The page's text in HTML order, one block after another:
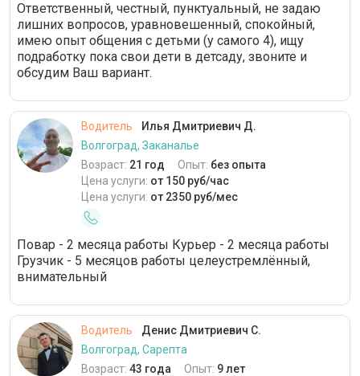
Ответственный, честный, пунктуальный, не задаю
лишних вопросов, уравновешенный, спокойный,
имею опыт общения с детьми (у самого 4), ищу
подработку пока свои дети в детсаду, звоните и
обсудим Ваш вариант.
Водитель
Илья Дмитриевич Д.
Волгоград, Заканалье
Возраст: 21 год Опыт: без опыта
Цена услуги: от 150 руб/час
Цена услуги: от 2350 руб/мес
Повар - 2 месяца работы Курьер - 2 месяца работы
Грузчик - 5 месяцов работы целеустремлëнный,
внимательный
Водитель
Денис Дмитриевич С.
Волгоград, Сарепта
Возраст: 43 года Опыт: 9 лет